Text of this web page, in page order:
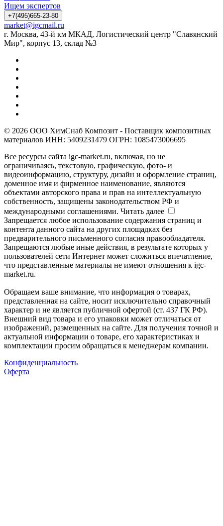
Ищем экспертов
+7(495)665-23-80
market@igcmail.ru
г. Москва, 43-й км МКАД, Логистический центр "Славянский
Мир", корпус 13, склад №3
© 2026 ООО ХимСнаб Композит - Поставщик композитных
материалов ИНН: 5409231479 ОГРН: 1085473006695
Все ресурсы сайта igc-market.ru, включая, но не
ограничиваясь, текстовую, графическую, фото- и
видеоинформацию, структуру, дизайн и оформление страниц,
доменное имя и фирменное наименование, являются
объектами авторского права и прав на интеллектуальную
собственность, защищены законодательством РФ и
международными соглашениями. Читать далее
Запрещается любое использование содержания страниц и
контента данного сайта на других площадках без
предварительного письменного согласия правообладателя.
Запрещаются любые иные действия, в результате которых у
пользователей сети Интернет может сложиться впечатление,
что представленные материалы не имеют отношения к igc-
market.ru.
Обращаем ваше внимание, что информация о товарах,
представленная на сайте, носит исключительно справочный
характер и не является публичной офертой (ст. 437 ГК РФ).
Внешний вид товара и его упаковки может отличаться от
изображений, размещенных на сайте. Для получения точной и
актуальной информации о товаре, его характеристиках и
комплектации просим обращаться к менеджерам компании.
Конфиденциальность
Оферта